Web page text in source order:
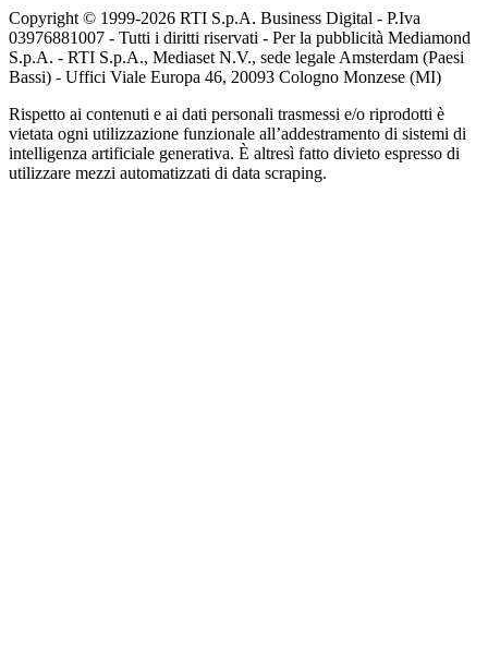
Copyright © 1999-2026 RTI S.p.A. Business Digital - P.Iva
03976881007 - Tutti i diritti riservati - Per la pubblicità Mediamond
S.p.A. - RTI S.p.A., Mediaset N.V., sede legale Amsterdam (Paesi
Bassi) - Uffici Viale Europa 46, 20093 Cologno Monzese (MI)
Rispetto ai contenuti e ai dati personali trasmessi e/o riprodotti è
vietata ogni utilizzazione funzionale all’addestramento di sistemi di
intelligenza artificiale generativa. È altresì fatto divieto espresso di
utilizzare mezzi automatizzati di data scraping.